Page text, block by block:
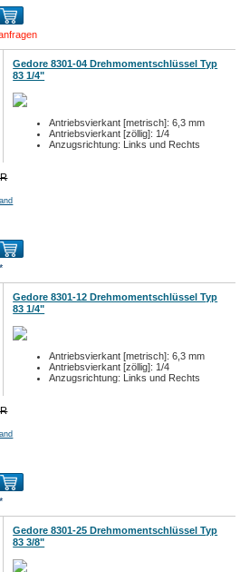
Gedore 8301-04 Drehmomentschlüssel Typ
83 1/4"
Antriebsvierkant [metrisch]: 6,3 mm
Antriebsvierkant [zöllig]: 1/4
Anzugsrichtung: Links und Rechts
Gedore 8301-12 Drehmomentschlüssel Typ
83 1/4"
Antriebsvierkant [metrisch]: 6,3 mm
Antriebsvierkant [zöllig]: 1/4
Anzugsrichtung: Links und Rechts
Gedore 8301-25 Drehmomentschlüssel Typ
83 3/8"